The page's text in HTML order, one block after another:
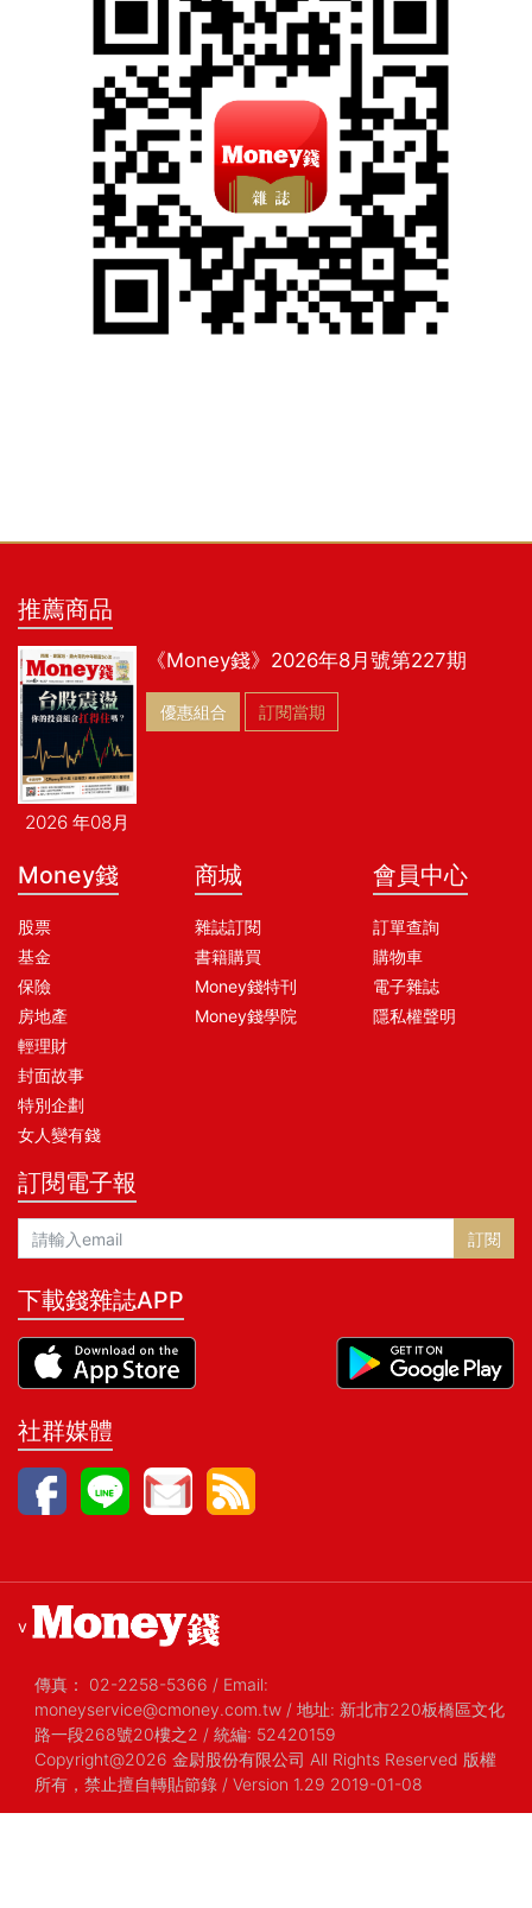
推薦商品
2026 年08月
《Money錢》2026年8月號第227期
優惠組合 訂閱當期
Money錢
股票
基金
保險
房地產
輕理財
封面故事
特別企劃
女人變有錢
商城
雜誌訂閱
書籍購買
Money錢特刊
Money錢學院
會員中心
訂單查詢
購物車
電子雜誌
隱私權聲明
訂閱電子報
訂閱
下載錢雜誌APP
社群媒體
v
傳真： 02-2258-5366 / Email:
moneyservice@cmoney.com.tw / 地址: 新北市220板橋區文化
路一段268號20樓之2 / 統編: 52420159
Copyright@2026 金尉股份有限公司 All Rights Reserved 版權
所有，禁止擅自轉貼節錄 / Version 1.29 2019-01-08